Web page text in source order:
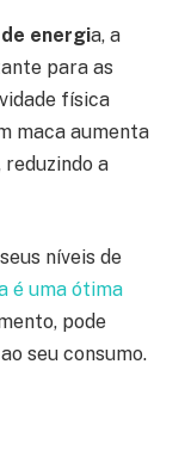
energia, a
para as
física
maca aumenta
a
níveis de
é uma ótima
pode
seu consumo.